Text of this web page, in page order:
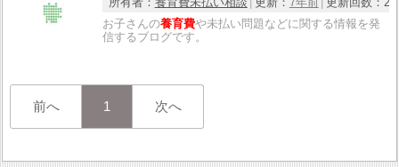
お子さんの養育費や未払い問題などに関する情報を発
信するブログです。
前へ 1 次へ